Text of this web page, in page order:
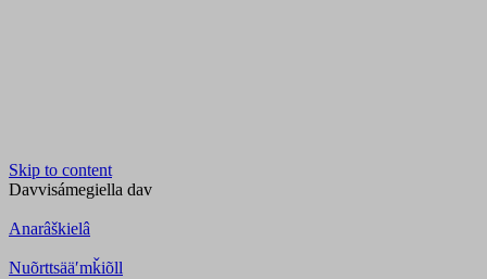
Skip to content
Davvisámegiella dav
Anarâškielâ
Nuõrttsääʹmǩiõll